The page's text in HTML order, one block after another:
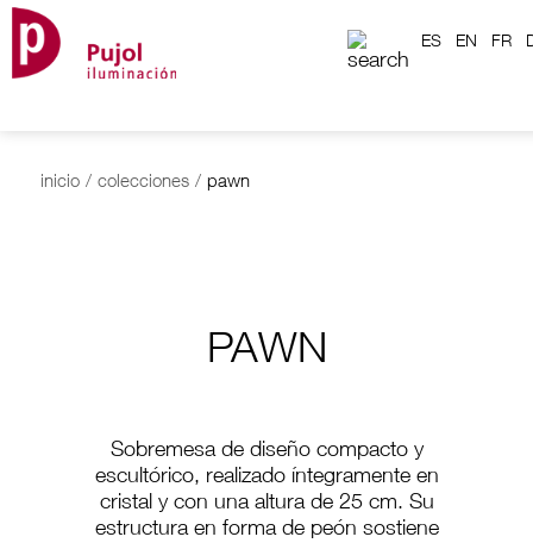
ES EN FR
inicio / colecciones / pawn
PAWN
Sobremesa de diseño compacto y
escultórico, realizado íntegramente en
cristal y con una altura de 25 cm. Su
estructura en forma de peón sostiene